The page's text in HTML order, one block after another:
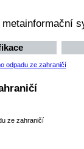
odpadu ze zahraničí
ze zahraničí